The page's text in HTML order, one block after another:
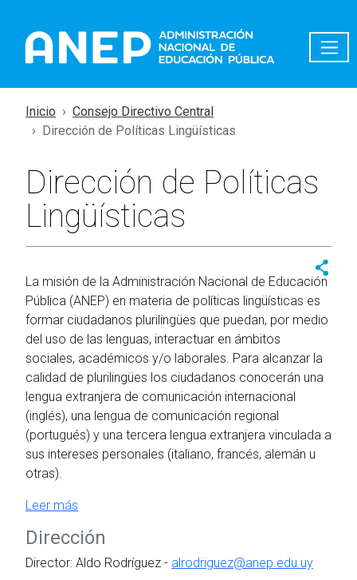
Inicio
Consejo Directivo Central
Dirección de Políticas Lingüísticas
Dirección de Políticas
Lingüísticas
La misión de la Administración Nacional de Educación
Pública (ANEP) en materia de políticas lingüísticas es
formar ciudadanos plurilingües que puedan, por medio
del uso de las lenguas, interactuar en ámbitos
sociales, académicos y/o laborales. Para alcanzar la
calidad de plurilingües los ciudadanos conocerán una
lengua extranjera de comunicación internacional
(inglés), una lengua de comunicación regional
(portugués) y una tercera lengua extranjera vinculada a
sus intereses personales (italiano, francés, alemán u
otras).
Leer más
Dirección
Director: Aldo Rodríguez - alrodriguez@anep.edu.uy